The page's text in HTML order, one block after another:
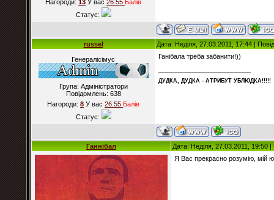
Нагороди: 13 У вас 26.55 Балiв
Статус:
russel Дата: Неділя, 27.03.2011, 17:44 |
Генералісімус
Група: Адміністратори
Повідомлень: 638
Нагороди: 8 У вас 26.55 Балiв
Статус:
Ганібала треба забанити!))
ДУДКА, ДУДКА - АТРИБУT УБЛЮДКА!!!!!
Ганнібал Дата: Неділя, 27.03.2011, 19:50
Я Вас прекрасно розумію, мій